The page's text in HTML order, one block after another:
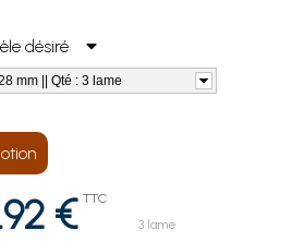
désiré
mm || Qté : 3 lame
€ TTC
3 lame